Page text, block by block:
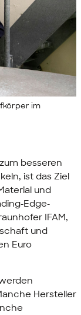
im
besseren
ist das Ziel
und
Edge-
IFAM,
und
Euro
Hersteller